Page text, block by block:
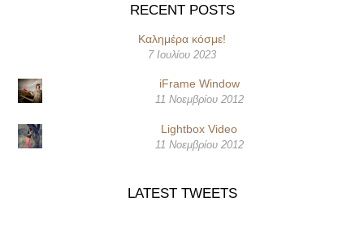
RECENT POSTS
Καλημέρα κόσμε!
7 Ιουλίου 2023
iFrame Window
11 Νοεμβρίου 2012
Lightbox Video
11 Νοεμβρίου 2012
LATEST TWEETS